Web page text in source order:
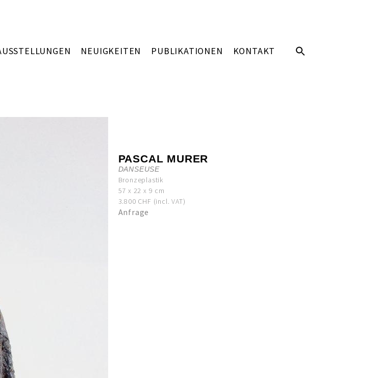
NEUIGKEITEN PUBLIKATIONEN KONTAKT
PASCAL MURER
DANSEUSE
Bronzeplastik
57 x 22 x 9 cm
3.800 CHF (incl. VAT)
Anfrage